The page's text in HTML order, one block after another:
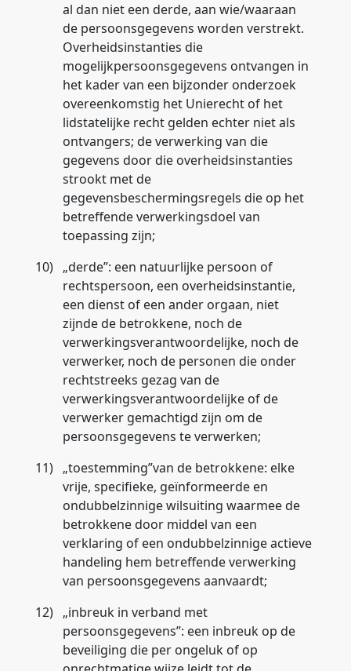
al dan niet een derde, aan wie/waaraan
de persoonsgegevens worden verstrekt.
Overheidsinstanties die
mogelijkpersoonsgegevens ontvangen in
het kader van een bijzonder onderzoek
overeenkomstig het Unierecht of het
lidstatelijke recht gelden echter niet als
ontvangers; de verwerking van die
gegevens door die overheidsinstanties
strookt met de
gegevensbeschermingsregels die op het
betreffende verwerkingsdoel van
toepassing zijn;
10) „derde”: een natuurlijke persoon of
rechtspersoon, een overheidsinstantie,
een dienst of een ander orgaan, niet
zijnde de betrokkene, noch de
verwerkingsverantwoordelijke, noch de
verwerker, noch de personen die onder
rechtstreeks gezag van de
verwerkingsverantwoordelijke of de
verwerker gemachtigd zijn om de
persoonsgegevens te verwerken;
11) „toestemming”van de betrokkene: elke
vrije, specifieke, geïnformeerde en
ondubbelzinnige wilsuiting waarmee de
betrokkene door middel van een
verklaring of een ondubbelzinnige actieve
handeling hem betreffende verwerking
van persoonsgegevens aanvaardt;
12) „inbreuk in verband met
persoonsgegevens”: een inbreuk op de
beveiliging die per ongeluk of op